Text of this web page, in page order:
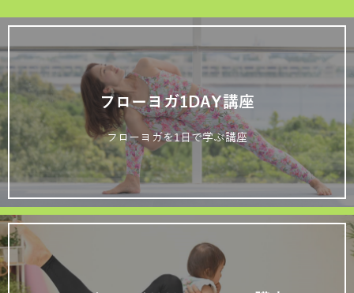
フローヨガ1DAY講座
フローヨガを1日で学ぶ講座